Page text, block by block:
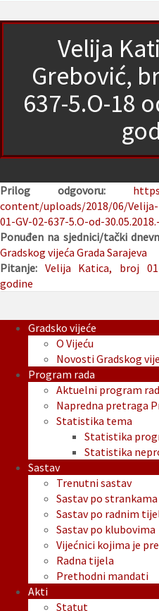
Velija
Grebović,
637-5.O-18
Prilog odgovoru:
content/uploads/2018/06/
01-GV-02-637-5.O-od-
Ponuđen na sjednici/tački
Gradskog vijeća Grada Sarajeva
Pitanje: Velija Katica, broj 01-
godine
Gradsko vijeće
O Vijeću
Novosti Gradskog
Program rada
Aktuelni program
Napredna pretraga
Statistika tema
Statistika
Statistika
Sastav
Trenutni sastav
Sastav po strankama
Sastav po radnim
Sastav po klubovima
Vijećnici kojima je
Radna tijela
Prethodni mandati
Akti
Statut